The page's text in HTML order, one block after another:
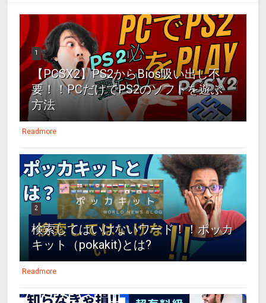
1
【PCSX2】PS2からBios吸い出し不
要！！PCだけでPS2のソフトを遊ぶ
方法
Readmore
2
検索してはいけないワード！！ポッカ
キット（pokakit)とは?
Readmore